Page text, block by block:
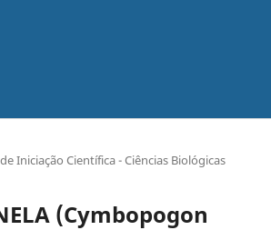
Iniciação Científica - Ciências Biológicas
(Cymbopogon